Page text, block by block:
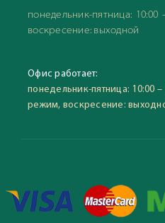
понедельник-пятница: 10:00
воскресение: выходной
Офис работает:
понедельник-пятница: 10:00
режим, воскресение: